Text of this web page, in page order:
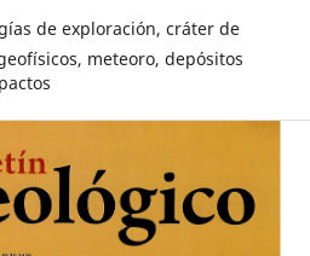
de exploración, cráter de
meteoro, depósitos